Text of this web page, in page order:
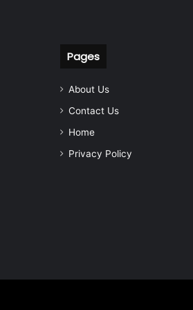
Pages
About Us
Contact Us
Home
Privacy Policy